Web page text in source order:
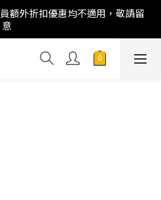
額外折扣優惠均不適用，敬請留
意